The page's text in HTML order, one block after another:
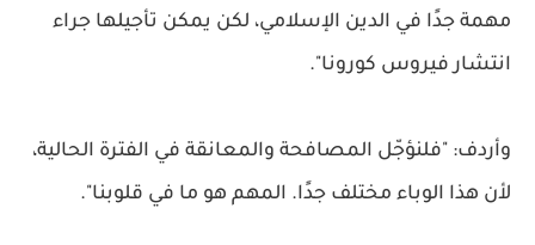
مهمة جدًا في الدين الإسلامي، لكن يمكن تأجيلها جراء
انتشار فيروس كورونا".
وأردف: "فلنؤجّل المصافحة والمعانقة في الفترة الحالية،
لأن هذا الوباء مختلف جدًا. المهم هو ما في قلوبنا".